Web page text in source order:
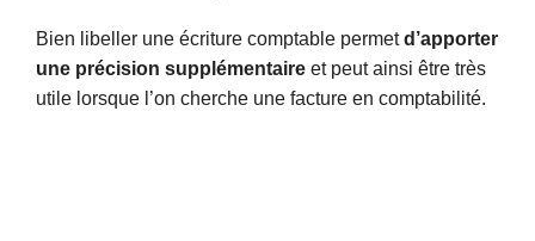
Bien libeller une écriture comptable permetd’apporter
une précision supplémentaire et peut ainsi être très
utile lorsque l’on cherche une facture en comptabilité.